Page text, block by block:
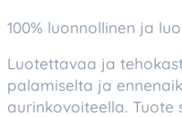
100% luonnollinen ja
Luotettavaa ja
palamiselta ja
aurinkovoiteella. Tuote